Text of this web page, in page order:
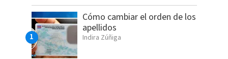
Cómo cambiar el orden de los
apellidos
Indira Zúñiga